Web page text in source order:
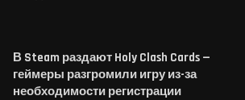
В Steam раздают Holy Clash Cards —
геймеры разгромили игру из-за
необходимости регистрации